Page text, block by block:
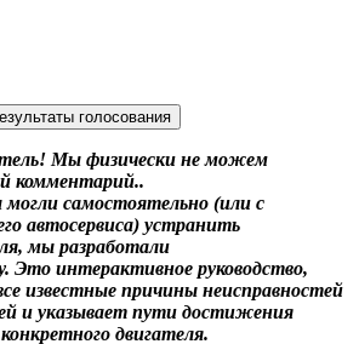
голосования
Мы физически не можем
комментарий..
самостоятельно (или с
автосервиса) устранить
мы разработали
Это интерактивное руководство,
известные причины неисправностей
и указывает пути достижения
двигателя.